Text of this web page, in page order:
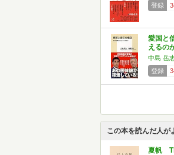
登録
愛国と
えるの
中島 岳
登録
この本を読んだ人が
夏帆